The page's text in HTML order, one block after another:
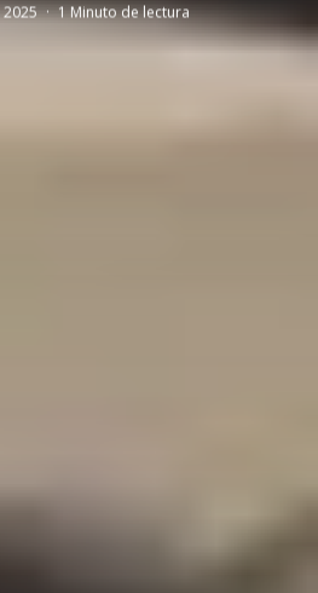
· 1 Minuto de lectura